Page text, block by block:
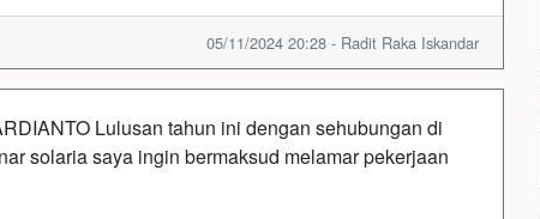
05/11/2024 20:28 - Radit Raka Iskandar
Lulusan tahun ini dengan sehubungan di
solaria saya ingin bermaksud melamar pekerjaan